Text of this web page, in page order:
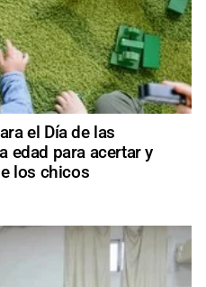
el Día de las
edad para acertar y
los chicos